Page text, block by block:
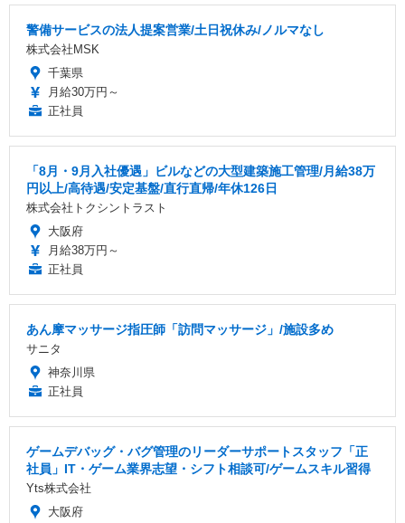
警備サービスの法人提案営業/土日祝休み/ノルマなし
株式会社MSK
千葉県
月給30万円～
正社員
「8月・9月入社優遇」ビルなどの大型建築施工管理/月給38万
円以上/高待遇/安定基盤/直行直帰/年休126日
株式会社トクシントラスト
大阪府
月給38万円～
正社員
あん摩マッサージ指圧師「訪問マッサージ」/施設多め
サニタ
神奈川県
正社員
ゲームデバッグ・バグ管理のリーダーサポートスタッフ「正
社員」IT・ゲーム業界志望・シフト相談可/ゲームスキル習得
Yts株式会社
大阪府